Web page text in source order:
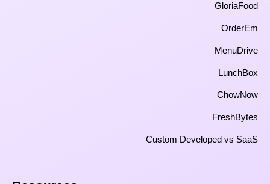
GloriaFood
OrderEm
MenuDrive
LunchBox
ChowNow
FreshBytes
Custom Developed vs SaaS​